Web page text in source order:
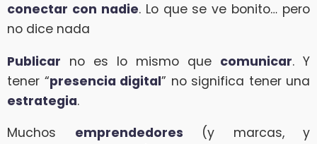
conectar con nadie. Lo que se ve bonito… pero
no dice nada
Publicar no es lo mismo que comunicar. Y
tener “presencia digital” no significa tener una
estrategia.
Muchos emprendedores (y marcas, y